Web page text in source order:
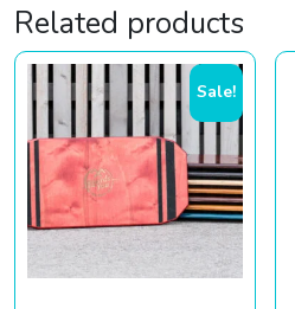
Related products
Sale!